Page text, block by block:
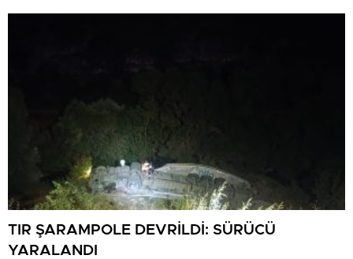
TIR ŞARAMPOLE DEVRİLDİ: SÜRÜCÜ
YARALANDI